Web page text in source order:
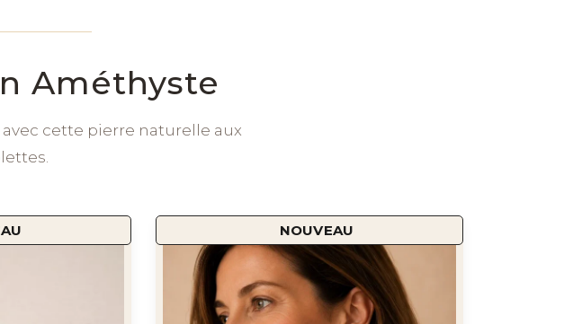
Améthyste
cette pierre naturelle aux
NOUVEAU